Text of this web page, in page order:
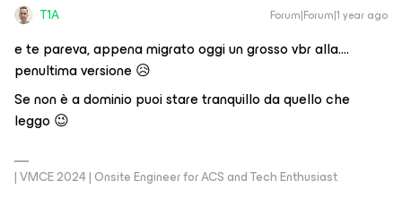
T1A Forum|Forum|1 year ago
e te pareva, appena migrato oggi un grosso vbr alla….
penultima versione 😥
Se non è a dominio puoi stare tranquillo da quello che
leggo 😉
| VMCE 2024 | Onsite Engineer for ACS and Tech Enthusiast